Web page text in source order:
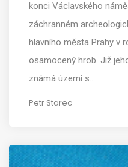
konci Václavského
záchranném
hlavního města Prahy v
osamocený hrob. Již
známá území s…
Petr Starec